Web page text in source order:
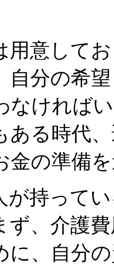
用意して
自分の希
なければ
ある時代
金の準備
が持って
ず、介護
に、自分